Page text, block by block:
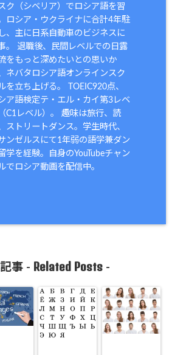
ク（シベリア）でロシア語を習
ロシア・ウクライナに合計4年駐
、主に日系自動車のビジネスに
。 退職後、民間レベルでの日露
をもっと深めたいとの思いか
ネバタロシア語オンラインスク
を立ち上げる。 TOEIC920点、
ア語検定テ・エル・カイ第3レベ
C1レベル）。 趣味は旅行、読
ストリートダンス。学生時代、
ンゼルスにて1年弱の語学兼ダン
学を経験。自身のYouTubeチャン
でロシア動画を配信中。
事 - Related Posts-